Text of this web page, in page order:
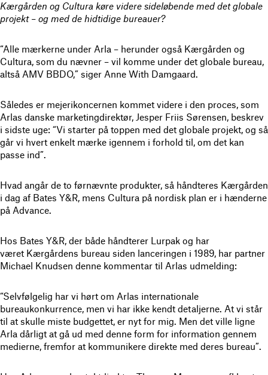
Kærgården og Cultura køre videre sideløbende med det globale
projekt – og med de hidtidige bureauer?
“Alle mærkerne under Arla – herunder også Kærgården og
Cultura, som du nævner – vil komme under det globale bureau,
altså AMV BBDO,” siger Anne With Damgaard.
Således er mejerikoncernen kommet videre i den proces, som
Arlas danske marketingdirektør, Jesper Friis Sørensen, beskrev
i sidste uge: “Vi starter på toppen med det globale projekt, og så
går vi hvert enkelt mærke igennem i forhold til, om det kan
passe ind”.
Hvad angår de to førnævnte produkter, så håndteres Kærgården
i dag af Bates Y&R, mens Cultura på nordisk plan er i hænderne
på Advance.
Hos Bates Y&R, der både håndterer Lurpak og har
været Kærgårdens bureau siden lanceringen i 1989, har partner
Michael Knudsen denne kommentar til Arlas udmelding:
“Selvfølgelig har vi hørt om Arlas internationale
bureaukonkurrence, men vi har ikke kendt detaljerne. At vi står
til at skulle miste budgettet, er nyt for mig. Men det ville ligne
Arla dårligt at gå ud med denne form for information gennem
medierne, fremfor at kommunikere direkte med deres bureau”.